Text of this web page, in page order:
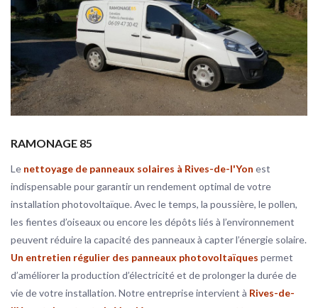
RAMONAGE 85
Le nettoyage de panneaux solaires à Rives-de-l'Yon est
indispensable pour garantir un rendement optimal de votre
installation photovoltaïque. Avec le temps, la poussière, le pollen,
les fientes d’oiseaux ou encore les dépôts liés à l’environnement
peuvent réduire la capacité des panneaux à capter l’énergie solaire.
Un entretien régulier des panneaux photovoltaïques permet
d’améliorer la production d’électricité et de prolonger la durée de
vie de votre installation. Notre entreprise intervient à Rives-de-